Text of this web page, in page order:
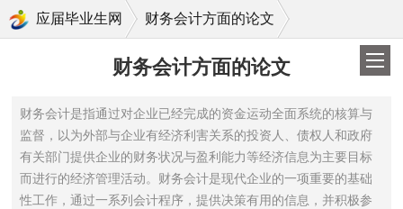
应届毕业生网 财务会计方面的论文
财务会计方面的论文
财务会计是指通过对企业已经完成的资金运动全面系统的核算与
监督，以为外部与企业有经济利害关系的投资人、债权人和政府
有关部门提供企业的财务状况与盈利能力等经济信息为主要目标
而进行的经济管理活动。财务会计是现代企业的一项重要的基础
性工作，通过一系列会计程序，提供决策有用的信息，并积极参